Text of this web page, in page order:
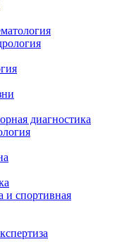
диагностика
и спортивная